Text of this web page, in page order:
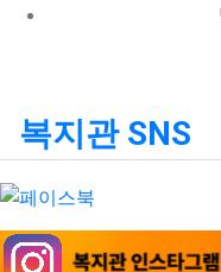
복지관 SNS